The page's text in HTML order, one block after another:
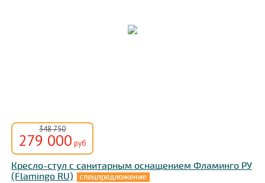
348 750
279 000 руб
Кресло-стул с санитарным оснащением Фламинго РУ
(Flamingo RU)